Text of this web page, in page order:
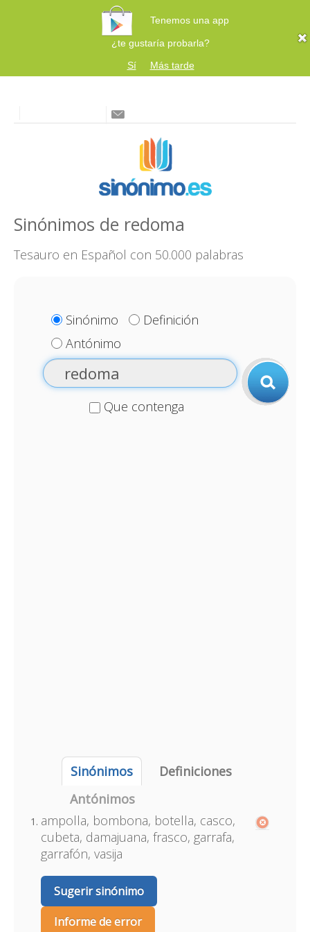
Tenemos una app
¿te gustaría probarla?
Sí
Más tarde
Sinónimos de redoma
Tesauro en Español con 50.000 palabras
Sinónimo
Definición
Antónimo
Que contenga
Sinónimos
Definiciones
Antónimos
ampolla, bombona, botella, casco,
cubeta, damajuana, frasco, garrafa,
garrafón, vasija
Sugerir sinónimo
Informe de error